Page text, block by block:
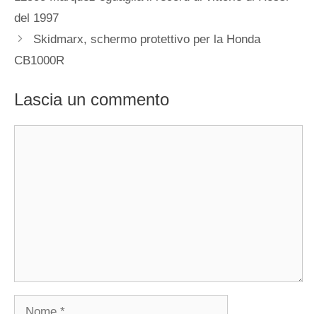
del 1997
Skidmarx, schermo protettivo per la Honda
CB1000R
Lascia un commento